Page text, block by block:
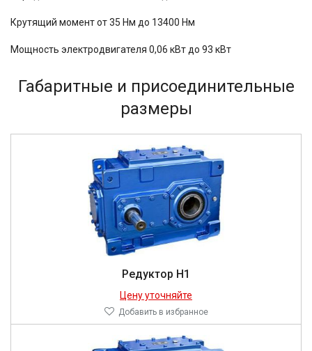
Крутящий момент от 35 Нм до 13400 Нм
Мощность электродвигателя 0,06 кВт до 93 кВт
Габаритные и присоединительные
размеры
Редуктор Н1
Цену уточняйте
Добавить в избранное